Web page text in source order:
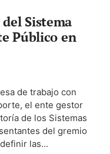
Sistema
Público en
de trabajo con
el ente gestor
de los Sistemas
del gremio
las...